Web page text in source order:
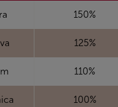
150%
125%
110%
100%